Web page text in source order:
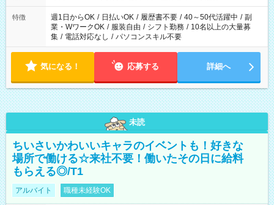
特徴 週1日からOK / 日払いOK / 履歴書不要 / 40～50代活躍中 / 副
業・WワークOK / 服装自由 / シフト勤務 / 10名以上の大量募
集 / 電話対応なし / パソコンスキル不要
気になる！ 応募する 詳細へ
未読
ちいさいかわいいキャラのイベントも！好きな
場所で働ける☆来社不要！働いたその日に給料
もらえる◎/T1
アルバイト 職種未経験OK